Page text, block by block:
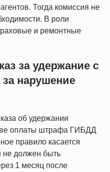
Тогда комиссия не
В роли
и ремонтные
за удержание с
нарушение
об удержании
оплаты штрафа ГИБДД
правило касается
не должен быть
1 месяц после